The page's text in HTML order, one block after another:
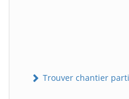
Trouver chantier